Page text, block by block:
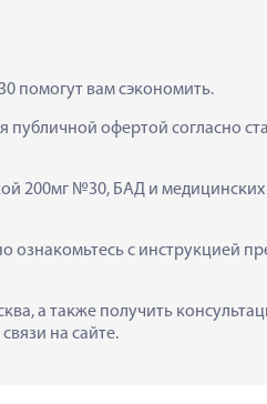
помогут вам сэкономить.
офертой согласно
200мг №30, БАД и медицинских
с инструкцией
а также получить
на сайте.